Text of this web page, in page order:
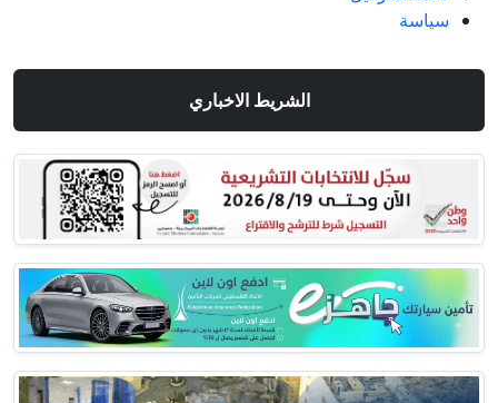
سياسة
الشريط الاخباري